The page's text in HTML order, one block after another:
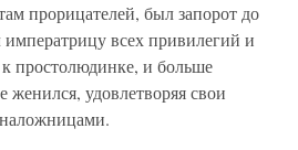
прорицателей, был запорот до
всех привилегий и
простолюдинке, и больше
женился, удовлетворяя свои